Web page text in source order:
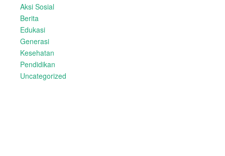
Aksi Sosial
Berita
Edukasi
Generasi
Kesehatan
Pendidikan
Uncategorized